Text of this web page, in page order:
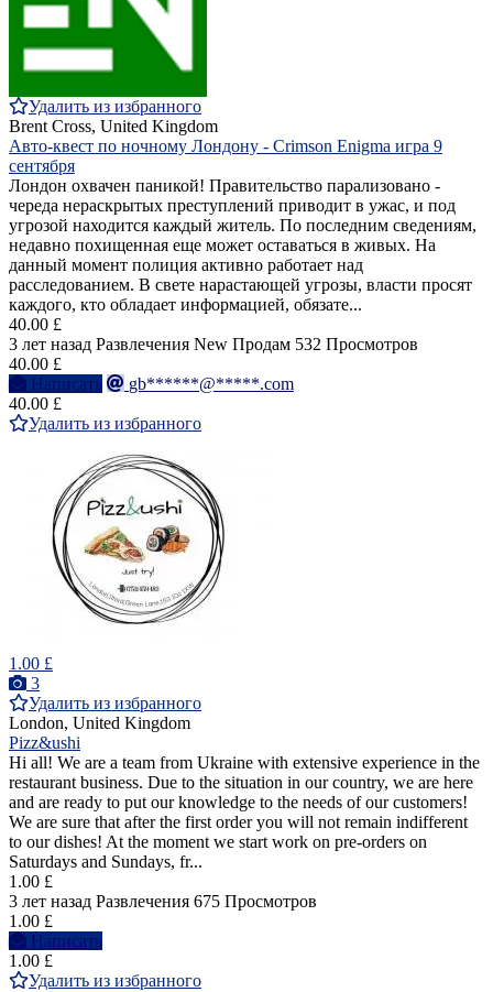
Удалить из избранного
Brent Cross, United Kingdom
Авто-квест по ночному Лондону - Crimson Enigma игра 9
сентября
Лондон охвачен паникой! Правительство парализовано -
череда нераскрытых преступлений приводит в ужас, и под
угрозой находится каждый житель. По последним сведениям,
недавно похищенная еще может оставаться в живых. На
данный момент полиция активно работает над
расследованием. В свете нарастающей угрозы, власти просят
каждого, кто обладает информацией, обязате...
40.00 £
3 лет назад Развлечения New Продам 532 Просмотров
40.00 £
Написать
gb******@*****.com
40.00 £
Удалить из избранного
1.00 £
3
Удалить из избранного
London, United Kingdom
Pizz&ushi
Hi all! We are a team from Ukraine with extensive experience in the
restaurant business. Due to the situation in our country, we are here
and are ready to put our knowledge to the needs of our customers!
We are sure that after the first order you will not remain indifferent
to our dishes! At the moment we start work on pre-orders on
Saturdays and Sundays, fr...
1.00 £
3 лет назад Развлечения 675 Просмотров
1.00 £
Написать
1.00 £
Удалить из избранного